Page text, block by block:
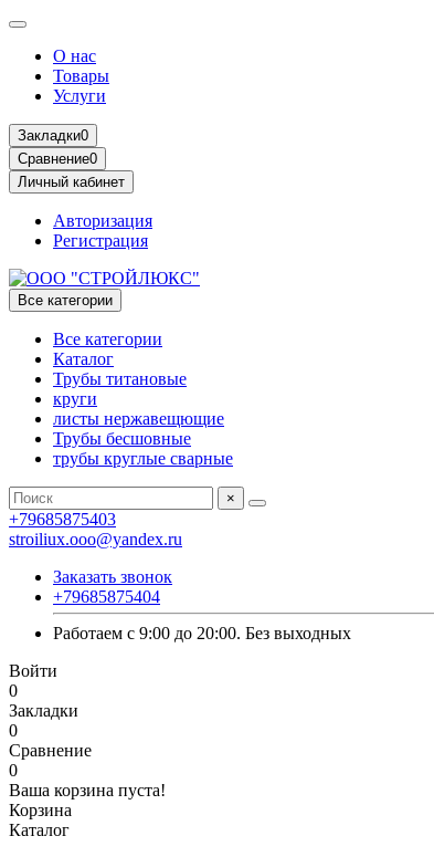
О нас
Товары
Услуги
Закладки0
Сравнение0
Личный кабинет
Авторизация
Регистрация
Все категории
Все категории
Каталог
Трубы титановые
круги
листы нержавещющие
Трубы бесшовные
трубы круглые сварные
×
+79685875403
stroiliux.ooo@yandex.ru
Заказать звонок
+79685875404
Работаем с 9:00 до 20:00. Без выходных
Войти
0
Закладки
0
Сравнение
0
Ваша корзина пуста!
Корзина
Каталог